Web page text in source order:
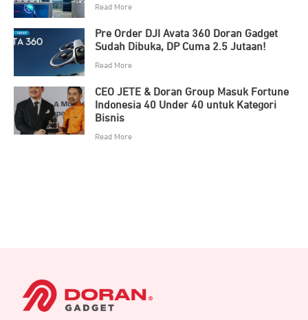
Read More
Pre Order DJI Avata 360 Doran Gadget
Sudah Dibuka, DP Cuma 2.5 Jutaan!
Read More
CEO JETE & Doran Group Masuk Fortune
Indonesia 40 Under 40 untuk Kategori
Bisnis
Read More